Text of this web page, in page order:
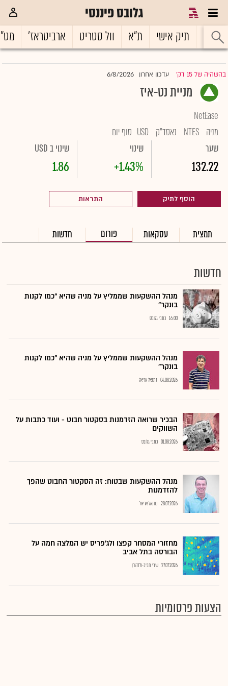
גלובס פיננסי
ראשי תיק אישי ת"א וול סטריט ארביטראז'
בהשהיה של 15 דק' |עדכון אחרון 6/8/2026
מניית נט-איז
NetEase
מניה NTES נאסד"ק USD סוף יום
שער
132.22
שינוי
+1.43%
שינוי ב USD
1.86
הוסף לתיק התראות
תמצית עסקאות פורום חדשות
חדשות
מנהל ההשקעות שממליץ על מניה שהיא "כמו לקנות
בונקר"
16:00 כתבי גלובס
מנהל ההשקעות שממליץ על מניה שהיא "כמו לקנות
בונקר"
04.08.2026 נתנאל אריאל
הבכיר שרואה הזדמנות בסקטור חבוט - ועוד כתבות על
השווקים
01.08.2026 כתבי גלובס
מנהל ההשקעות שבטוח: זה הסקטור החבוט שהפך
להזדמנות
28.07.2026 נתנאל אריאל
מחזורי המסחר קפצו ולג'פריס יש המלצה חמה על
הבורסה בתל אביב
27.07.2026 שירי חביב-ולדהורן
הצעות פרסומיות